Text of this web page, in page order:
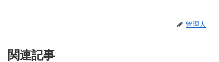
管理人
関連記事